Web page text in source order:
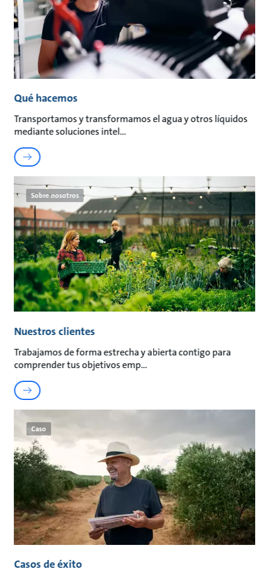
Qué hacemos
Transportamos y transformamos el agua y otros líquidos
mediante soluciones intel
Sobre nosotros
Nuestros clientes
Trabajamos de forma estrecha y abierta contigo para
comprender tus objetivos emp
Caso
Casos de éxito